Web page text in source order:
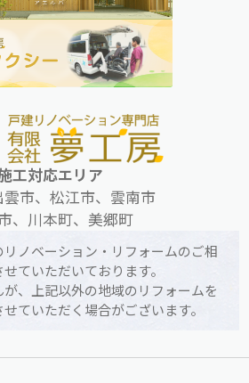
工対応エリア
雲市、松江市、雲南市
、川本町、美郷町
ノベーション・リフォームのご相
ていただいております。
、上記以外の地域のリフォームを
ていただく場合がございます。